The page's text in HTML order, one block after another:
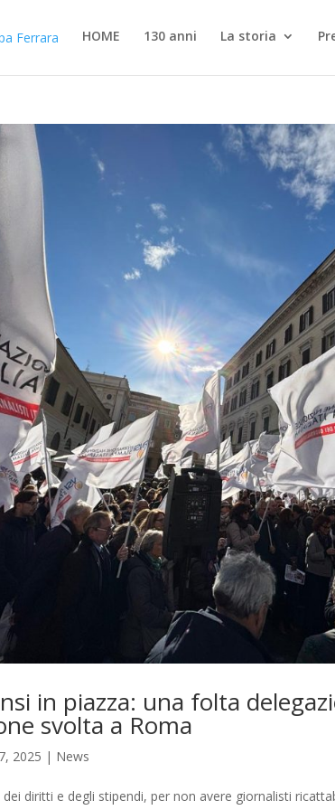
HOME 130 anni La storia
in piazza: una folta
svolta a Roma
2025 | News
diritti e degli stipendi, per non avere giornalisti